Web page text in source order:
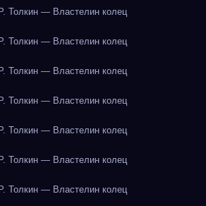
Толкин — Властелин колец
Толкин — Властелин колец
Толкин — Властелин колец
Толкин — Властелин колец
Толкин — Властелин колец
Толкин — Властелин колец
Толкин — Властелин колец